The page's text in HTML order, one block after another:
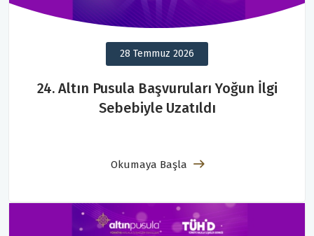
28 Temmuz 2026
24. Altın Pusula Başvuruları Yoğun İlgi
Sebebiyle Uzatıldı
Okumaya Başla